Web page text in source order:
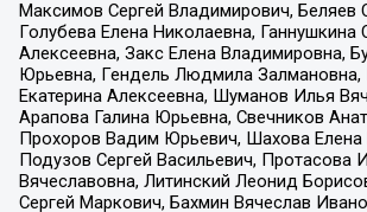
Максимов Сергей Владимирович, Беляев
Голубева Елена Николаевна, Ганнушкина
Алексеевна, Закс Елена Владимировна,
Юрьевна, Гендель Людмила Залмановна,
Екатерина Алексеевна, Шуманов Илья
Арапова Галина Юрьевна, Свечников
Прохоров Вадим Юрьевич, Шахова Елена
Подузов Сергей Васильевич, Протасова
Вячеславовна, Литинский Леонид
Сергей Маркович, Бахмин Вячеслав